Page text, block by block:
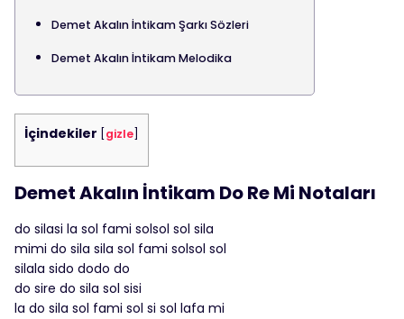
Demet Akalın İntikam Şarkı Sözleri
Demet Akalın İntikam Melodika
İçindekiler gizle
Demet Akalın İntikam Do Re Mi Notaları
do silasi la sol fami solsol sol sila
mimi do sila sila sol fami solsol sol
silala sido dodo do
do sire do sila sol sisi
la do sila sol fami sol si sol lafa mi